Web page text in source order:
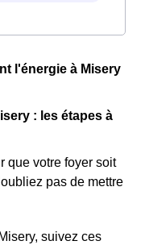
l'énergie à Misery
: les étapes à
que votre foyer soit
pas de mettre
suivez ces